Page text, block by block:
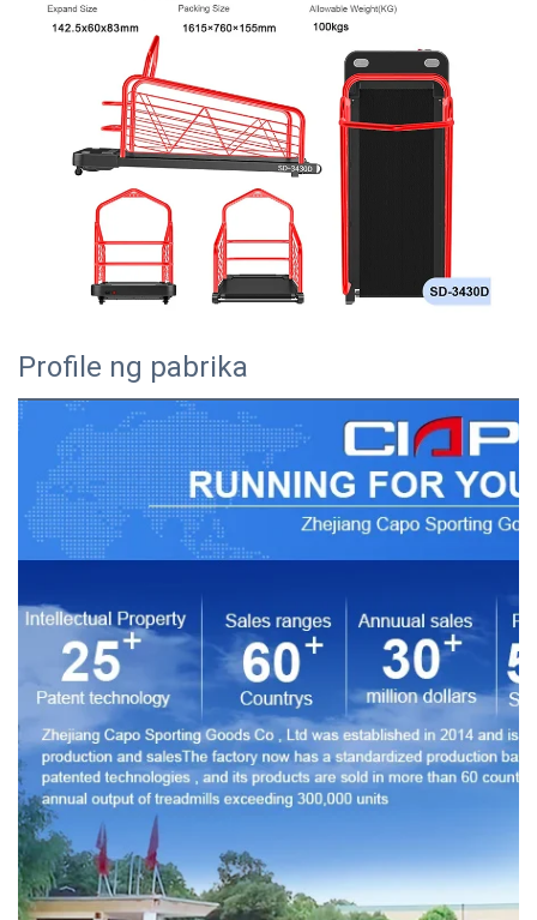
Profile ng pabrika